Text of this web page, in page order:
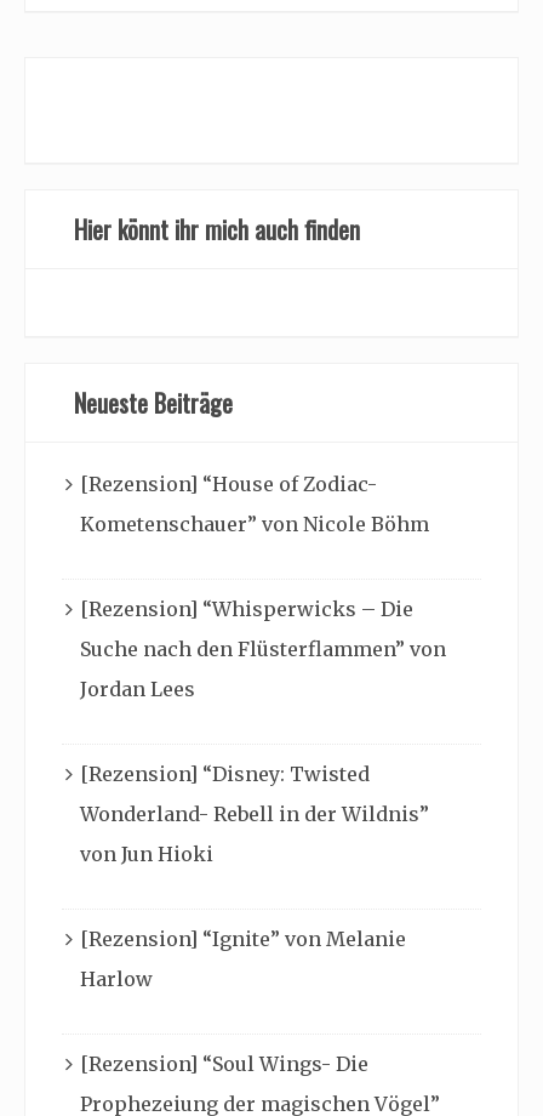
Hier könnt ihr mich auch finden
Neueste Beiträge
[Rezension] “House of Zodiac-
Kometenschauer” von Nicole Böhm
[Rezension] “Whisperwicks – Die
Suche nach den Flüsterflammen” von
Jordan Lees
[Rezension] “Disney: Twisted
Wonderland- Rebell in der Wildnis”
von Jun Hioki
[Rezension] “Ignite” von Melanie
Harlow
[Rezension] “Soul Wings- Die
Prophezeiung der magischen Vögel”